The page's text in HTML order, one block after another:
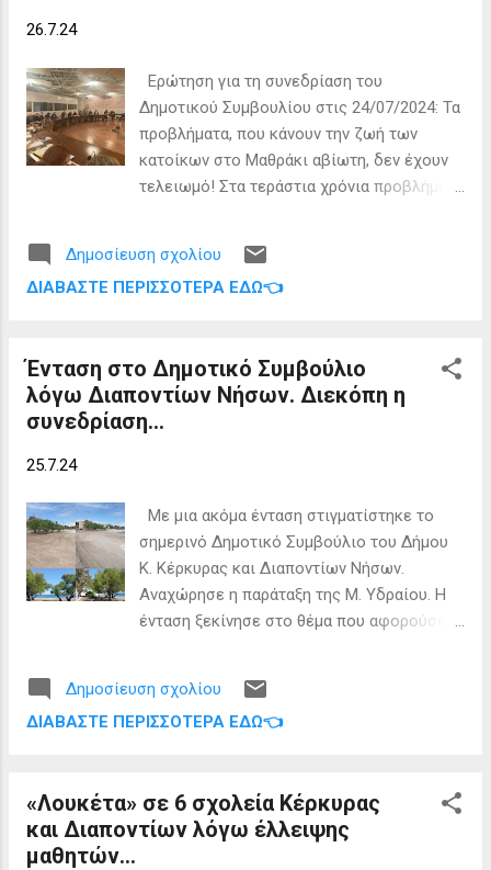
Κέρκυρας τα μεσάνυχτα. Αίτημα για
πληροφορίες: Εάν κάποιος έχει
οποιαδήποτε πληροφορία σχετικά με την
Delma Olay ή το πού βρίσκεται, στείλτε μας
μήνυμα απευθείας ή επικοινωνήστε αμέσως
βοήθειά σας. ΦΩΤΟ@FB/SPIROS CATECHIS
👉 Ακολο...
26.7.24
Ερώτηση για τη συνεδρίαση του
Δημοτικού Συμβουλίου στις 24/07/2024: Τα
προβλήματα, που κάνουν την ζωή των
κατοίκων στο Μαθράκι αβίωτη, δεν έχουν
τελειωμό! Στα τεράστια χρόνια προβλήματα
συγκοινωνίες, λιμάνια προβληματικά,
υπερβολικά δύσκολος και πανάκριβος
περίθαλψη, εγκαταλελειμμένα – όπου
υπάρχουν— ελικοδρόμια, υποτυπώδης
ύδρευση και παντελής έλλειψη
πυροπροστασίας, προβληματική αποκομιδή
στερεών αποβλήτων κ.ά.) κάθε χρόνο
προστίθενται και νέα. ΄Ετσι σε όλα αυτά τα
προβλήματα έχουν προστεθεί, τελευταία: α)
Προβλήματα σχετιζόμενα με την πρόθεση
τεράστιο υπεράκτιο αιολικό πάρκο στη
θαλάσια περιοχή ανάμεσα στα τρία νησιά. β)
Διαποντ...
Δημοσίευση σχολίου
ΔΙΑΒΆΣΤΕ ΠΕΡΙΣΣΌΤΕΡΑ ΕΔΏ👈
Ένταση στο Δημοτικό Συμβούλιο
λόγω Διαποντίων Νήσων. Διεκόπη η
συνεδρίαση...
25.7.24
Με μια ακόμα ένταση στιγματίστηκε το
σημερινό Δημοτικό Συμβούλιο του Δήμου
Κ. Κέρκυρας και Διαποντίων Νήσων.
Αναχώρησε η παράταξη της Μ. Υδραίου. Η
ένταση ξεκίνησε στο θέμα που αφορούσε
να τονίζουν ότι έχει γίνει καθαρισμός και
την παράταξη της κ. Υδραίου να επιμένει
Δήμος αποχώρησαν, δηλώνοντας
προσβεβλημένοι από μια αναφορά του
Δημοσίευση σχολίου
ΔΙΑΒΆΣΤΕ ΠΕΡΙΣΣΌΤΕΡΑ ΕΔΏ👈
«Λουκέτα» σε 6 σχολεία Κέρκυρας
και Διαποντίων λόγω έλλειψης
μαθητών…